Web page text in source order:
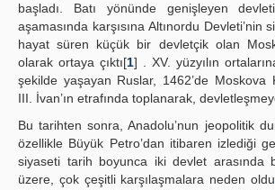
başladı. Batı yönünde genişleyen
aşamasında karşısına Altınordu Devleti’nin
hayat süren küçük bir devletçik olan
olarak ortaya çıktı[1] . XV. yüzyılın
şekilde yaşayan Ruslar, 1462’de Moskova
III. İvan’ın etrafında toplanarak,
Bu tarihten sonra, Anadolu’nun jeopolitik
özellikle Büyük Petro’dan itibaren izlediği
siyaseti tarih boyunca iki devlet arasında
üzere, çok çeşitli karşılaşmalara neden